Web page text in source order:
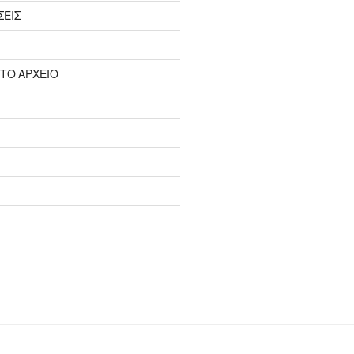
ΑΡΧΕΙΟ